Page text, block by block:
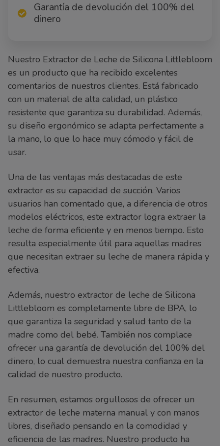
Garantía de devolución del 100% del
dinero
Nuestro Extractor de Leche de Silicona Littlebloom
es un producto que ha recibido excelentes
comentarios de nuestros clientes. Está fabricado
con un material de alta calidad, un plástico
resistente que garantiza su durabilidad. Además,
su diseño ergonómico se adapta perfectamente a
la mano, lo que lo hace muy cómodo y fácil de
usar.
Una de las ventajas más destacadas de este
extractor es su capacidad de succión. Varios
usuarios han comentado que, a diferencia de otros
modelos eléctricos, este extractor logra extraer la
leche de forma eficiente y en menos tiempo. Esto
resulta especialmente útil para aquellas madres
que necesitan extraer su leche de manera rápida y
efectiva.
Además, nuestro extractor de leche de Silicona
Littlebloom es completamente libre de BPA, lo
que garantiza la seguridad y salud tanto de la
madre como del bebé. También nos complace
ofrecer una garantía de devolución del 100% del
dinero, lo cual demuestra nuestra confianza en la
calidad de nuestro producto.
En resumen, estamos orgullosos de ofrecer un
extractor de leche materna manual y con manos
libres, diseñado pensando en la comodidad y
eficiencia de las madres. Nuestro producto ha